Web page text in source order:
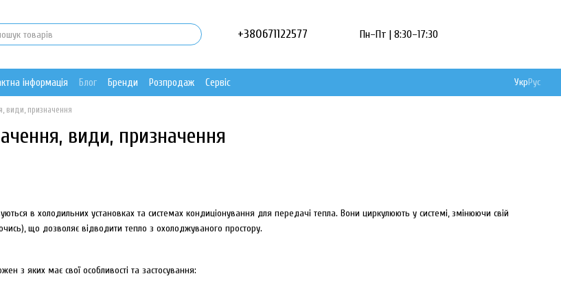
+380671122577 Пн–Пт | 8:30–17:30
інформація Блог Бренди Розпродаж Сервіс УкрРус
види, призначення
види, призначення
в холодильних установках та системах кондиціонування для передачі тепла. Вони циркулюють у системі, змінюючи свій
що дозволяє відводити тепло з охолоджуваного простору.
з яких має свої особливості та застосування: